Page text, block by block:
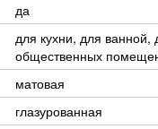
да
для кухни, для ванной,
общественных
матовая
глазурованная